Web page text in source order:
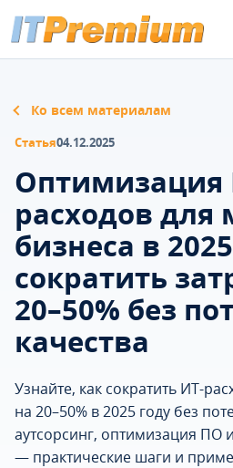
Ко всем материалам
Статья04.12.2025
Оптимизация
расходов для
бизнеса в
сократить
20–50% без
качества
Узнайте, как сократить ИТ-
на 20–50% в 2025 году без
аутсорсинг, оптимизация ПО
— практические шаги и